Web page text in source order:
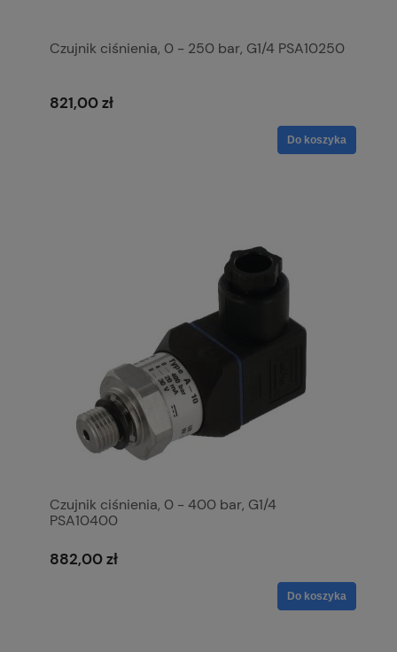
Czujnik ciśnienia, 0 - 250 bar, G1/4 PSA10250
821,00 zł
Do koszyka
Czujnik ciśnienia, 0 - 400 bar, G1/4
PSA10400
882,00 zł
Do koszyka